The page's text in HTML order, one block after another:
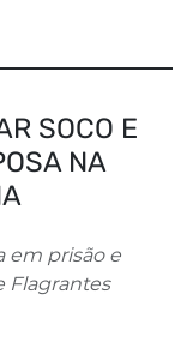
SOCO E
NA
em prisão e
Flagrantes